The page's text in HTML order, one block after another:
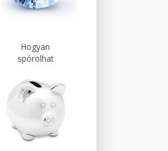
Hogyan
spórolhat